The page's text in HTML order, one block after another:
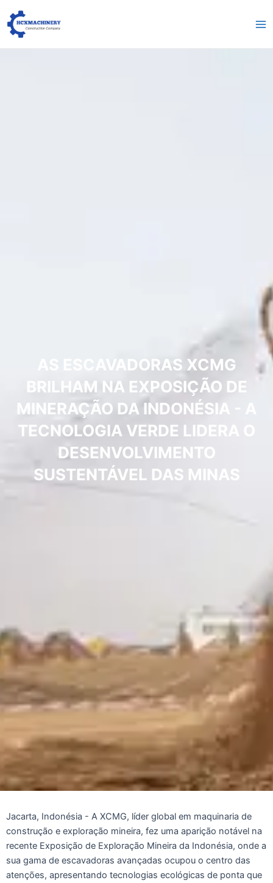
至
容
AS ESCAVADORAS XCMG
BRILHAM NA EXPOSIÇÃO DE
MINERAÇÃO DA INDONÉSIA - A
TECNOLOGIA VERDE LIDERA O
DESENVOLVIMENTO
SUSTENTÁVEL DAS MINAS
Jacarta, Indonésia - A XCMG, líder global em maquinaria de
construção e exploração mineira, fez uma aparição notável na
recente Exposição de Exploração Mineira da Indonésia, onde a
sua gama de escavadoras avançadas ocupou o centro das
atenções, apresentando tecnologias ecológicas de ponta que